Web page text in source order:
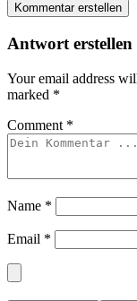
Kommentar erstellen
Antwort erstellen
Your email address
marked *
Comment *
Name *
Email *